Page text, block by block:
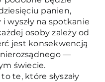
panien,
wyszły na spotkanie
osoby zależy od
jest konsekwencją
—
świecie.
te, które słyszały